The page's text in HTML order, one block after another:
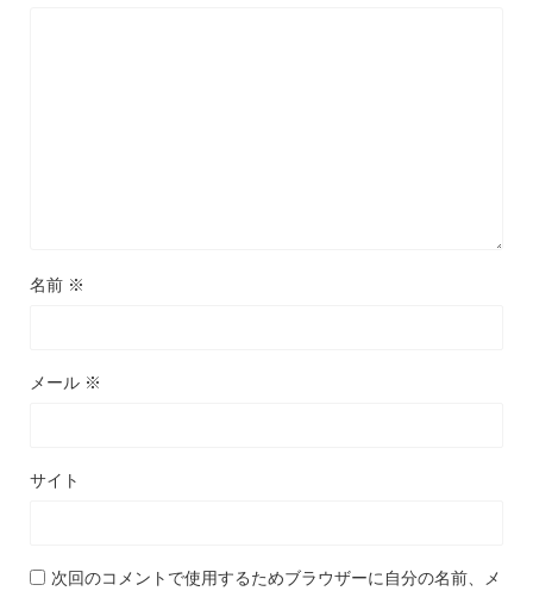
名前 ※
メール ※
サイト
次回のコメントで使用するためブラウザーに自分の名前、メ